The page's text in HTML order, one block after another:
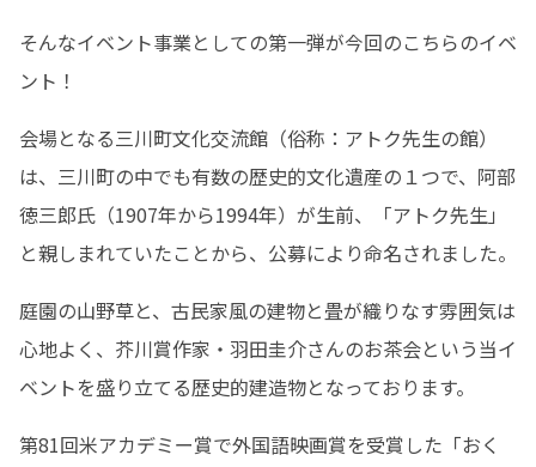
そんなイベント事業としての第一弾が今回のこちらのイベ
ント！
会場となる三川町文化交流館（俗称：アトク先生の館）
は、三川町の中でも有数の歴史的文化遺産の１つで、阿部
徳三郎氏（1907年から1994年）が生前、「アトク先生」
と親しまれていたことから、公募により命名されました。
庭園の山野草と、古民家風の建物と畳が織りなす雰囲気は
心地よく、芥川賞作家・羽田圭介さんのお茶会という当イ
ベントを盛り立てる歴史的建造物となっております。
第81回米アカデミー賞で外国語映画賞を受賞した「おく